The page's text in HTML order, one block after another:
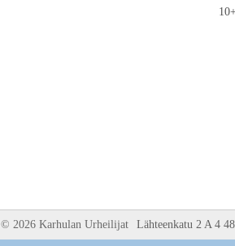
© 2026 Karhulan Urheilijat Lähteenkatu 2 A 4